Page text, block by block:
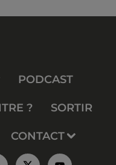
PODCAST
? SORTIR
CONTACT